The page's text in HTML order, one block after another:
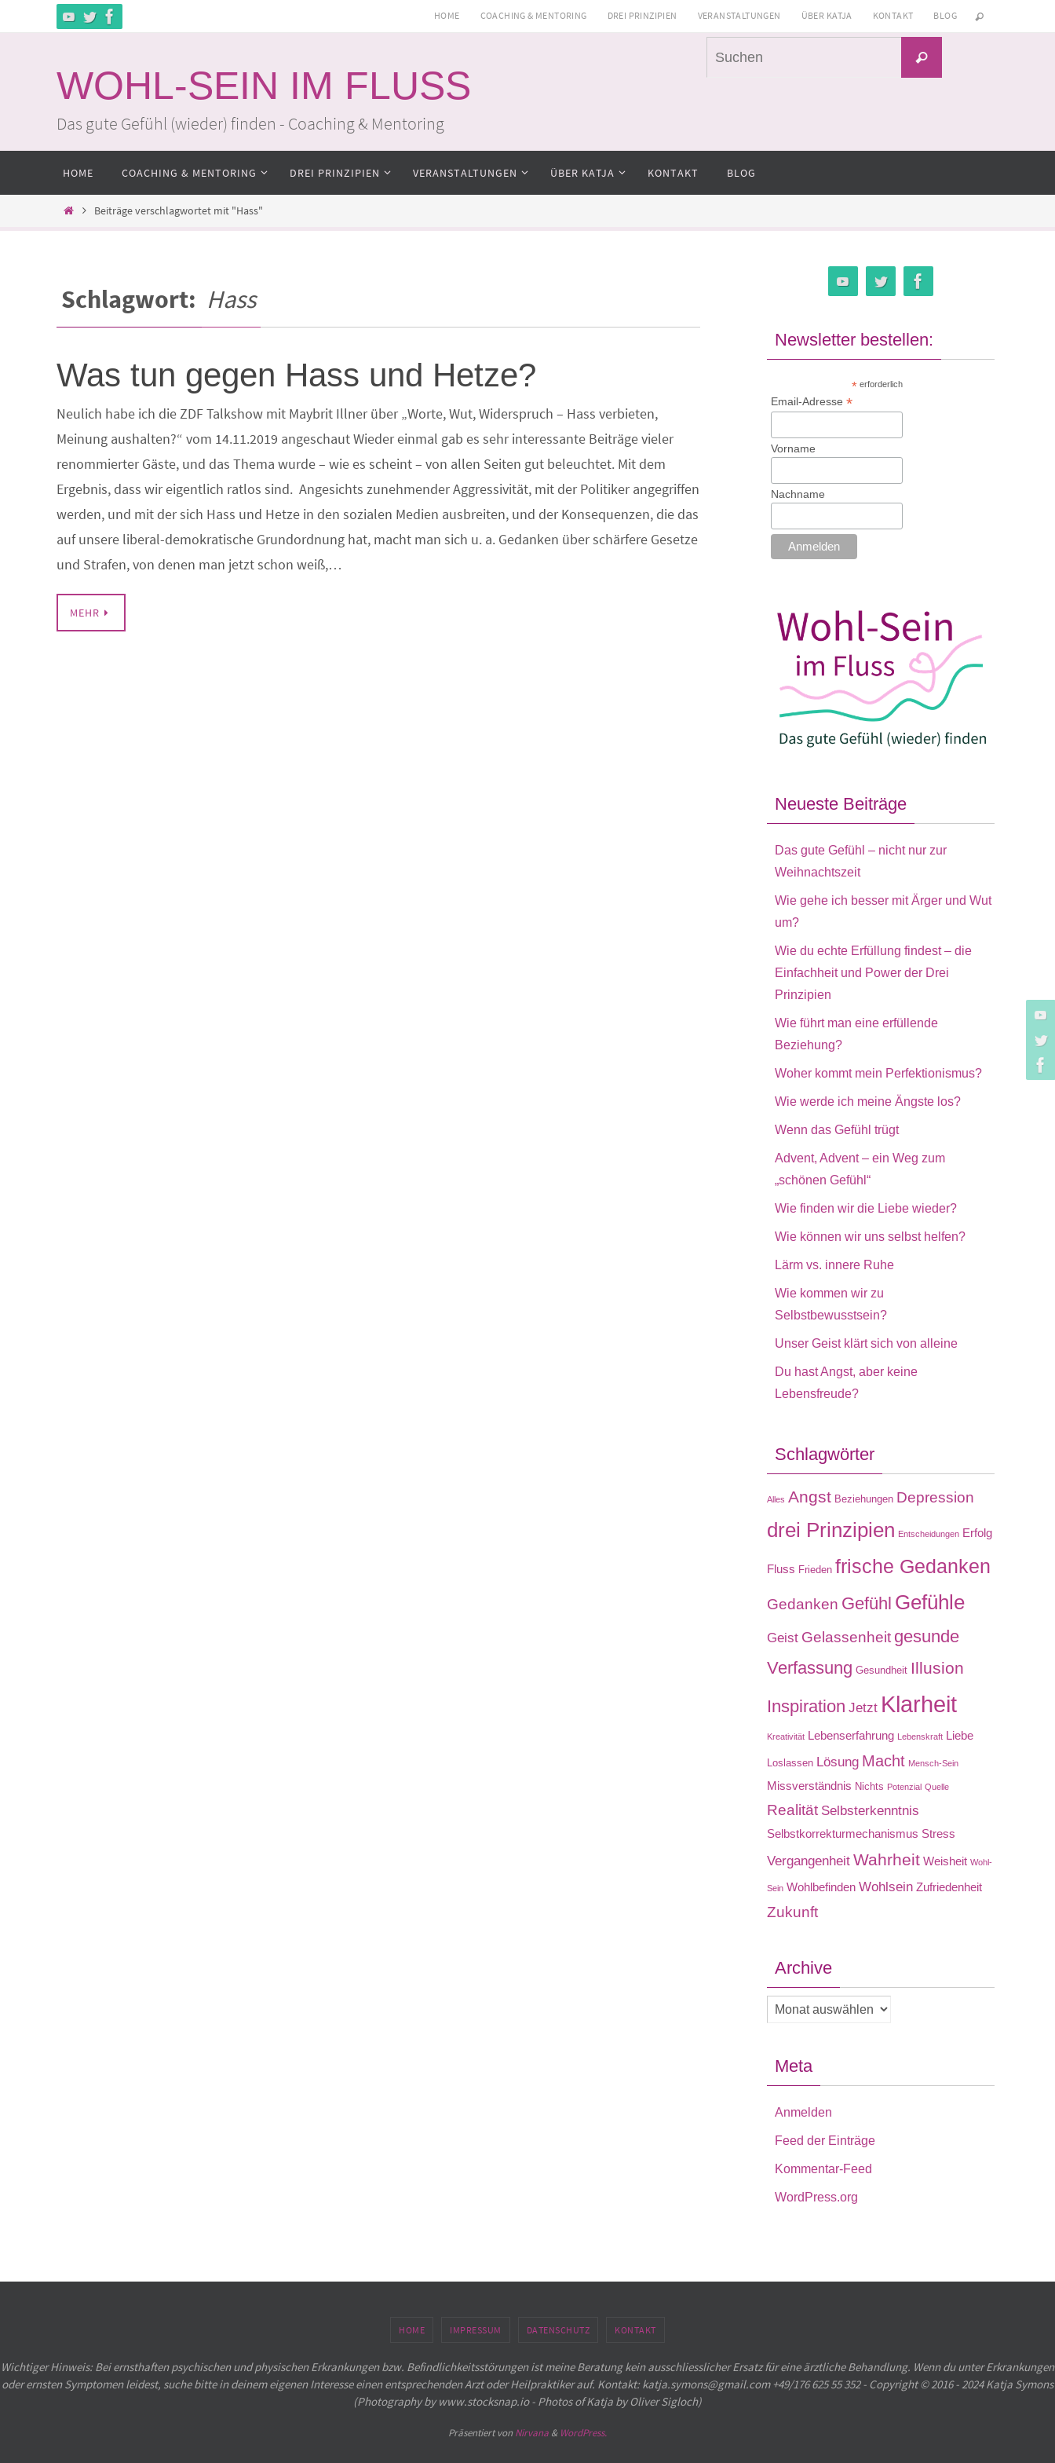
HOME COACHING & MENTORING DREI PRINZIPIEN VERANSTALTUNGEN ÜBER KATJA KONTAKT BLOG
WOHL-SEIN IM FLUSS
Das gute Gefühl (wieder) finden - Coaching & Mentoring
Suchen
springen
HOME COACHING & MENTORING DREI PRINZIPIEN VERANSTALTUNGEN ÜBER KATJA KONTAKT BLOG
HomeBeiträge verschlagwortet mit "Hass"
Schlagwort: Hass
Was tun gegen Hass und Hetze?
Neulich habe ich die ZDF Talkshow mit Maybrit Illner über „Worte, Wut, Widerspruch – Hass verbieten,
Meinung aushalten?“ vom 14.11.2019 angeschaut Wieder einmal gab es sehr interessante Beiträge vieler
renommierter Gäste, und das Thema wurde – wie es scheint – von allen Seiten gut beleuchtet. Mit dem
Ergebnis, dass wir eigentlich ratlos sind. Angesichts zunehmender Aggressivität, mit der Politiker angegriffen
werden, und mit der sich Hass und Hetze in den sozialen Medien ausbreiten, und der Konsequenzen, die das
auf unsere liberal-demokratische Grundordnung hat, macht man sich u. a. Gedanken über schärfere Gesetze
und Strafen, von denen man jetzt schon weiß,…
MEHR
Newsletter bestellen:
* erforderlich
Email-Adresse*
Vorname
Nachname
Neueste Beiträge
Das gute Gefühl – nicht nur zur
Weihnachtszeit
Wie gehe ich besser mit Ärger und Wut
um?
Wie du echte Erfüllung findest – die
Einfachheit und Power der Drei
Prinzipien
Wie führt man eine erfüllende
Beziehung?
Woher kommt mein Perfektionismus?
Wie werde ich meine Ängste los?
Wenn das Gefühl trügt
Advent, Advent – ein Weg zum
„schönen Gefühl“
Wie finden wir die Liebe wieder?
Wie können wir uns selbst helfen?
Lärm vs. innere Ruhe
Wie kommen wir zu
Selbstbewusstsein?
Unser Geist klärt sich von alleine
Du hast Angst, aber keine
Lebensfreude?
Schlagwörter
Alles Angst Beziehungen Depression
drei Prinzipien Entscheidungen Erfolg
Fluss Frieden frische Gedanken
Gedanken Gefühl Gefühle
Geist Gelassenheit gesunde
Verfassung Gesundheit Illusion
Inspiration Jetzt Klarheit
Kreativität Lebenserfahrung Lebenskraft Liebe
Loslassen Lösung Macht Mensch-Sein
Missverständnis Nichts Potenzial Quelle
Realität Selbsterkenntnis
Selbstkorrekturmechanismus Stress
Vergangenheit Wahrheit Weisheit Wohl-
Sein Wohlbefinden Wohlsein Zufriedenheit
Zukunft
Archive
Archive
Meta
Anmelden
Feed der Einträge
Kommentar-Feed
WordPress.org
HOME IMPRESSUM DATENSCHUTZ KONTAKT
Wichtiger Hinweis: Bei ernsthaften psychischen und physischen Erkrankungen bzw. Befindlichkeitsstörungen ist meine Beratung kein ausschliesslicher Ersatz für eine ärztliche Behandlung. Wenn du unter Erkrankungen
oder ernsten Symptomen leidest, suche bitte in deinem eigenen Interesse einen entsprechenden Arzt oder Heilpraktiker auf. Kontakt: katja.symons@gmail.com +49/176 625 55 352 - Copyright © 2016 - 2024 Katja Symons
(Photography by www.stocksnap.io - Photos of Katja by Oliver Sigloch)
Präsentiert von Nirvana & WordPress.